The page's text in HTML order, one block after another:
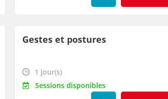
Gestes et postures
1 jour(s)
Sessions disponibles